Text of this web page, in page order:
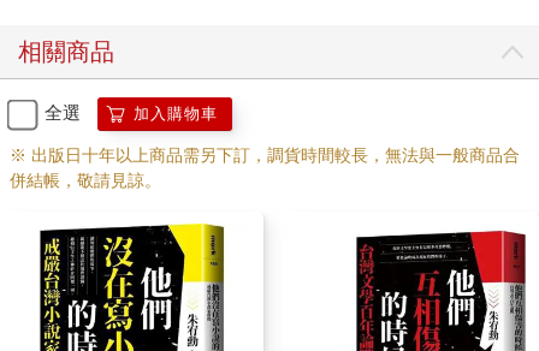
相關商品
全選 加入購物車
※ 出版日十年以上商品需另下訂，調貨時間較長，無法與一般商品合
併結帳，敬請見諒。